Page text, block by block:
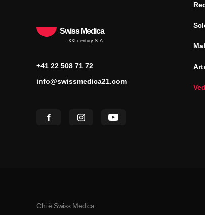
Swiss Medica
XXI century S.A.
+41 22 508 71 72
info@swissmedica21.com
Chi è Swiss Medica